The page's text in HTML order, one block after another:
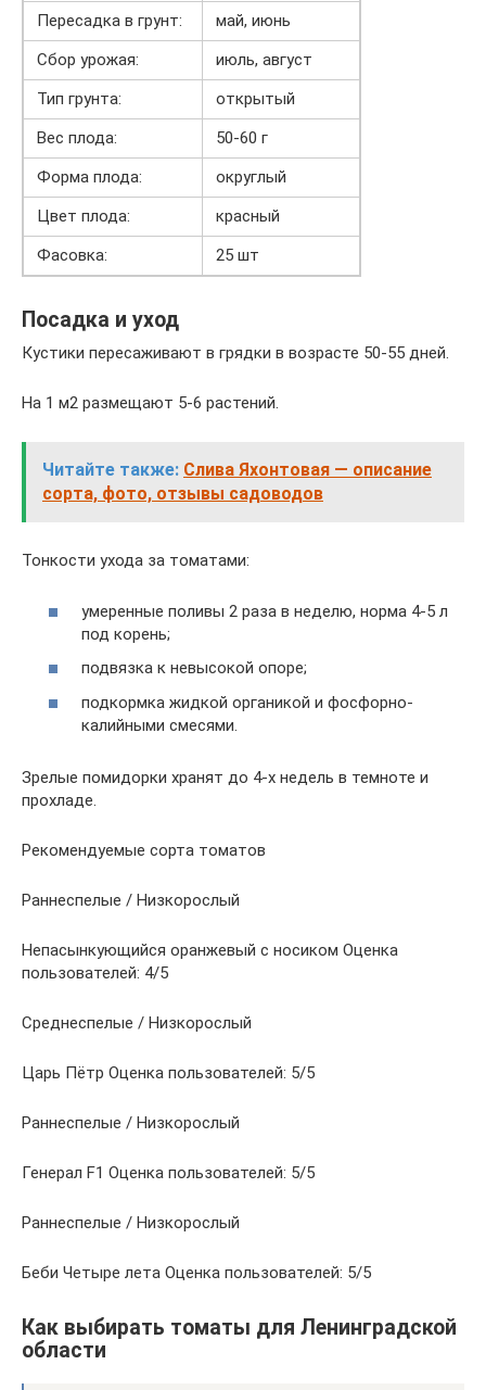
Пересадка в грунт:
май, июнь
Сбор урожая:
июль, август
Тип грунта:
открытый
Вес плода:
50-60 г
Форма плода:
округлый
Цвет плода:
красный
Фасовка:
25 шт
Посадка и уход
Кустики пересаживают в грядки в возрасте 50-55 дней.
На 1 м2 размещают 5-6 растений.
Читайте также: Слива Яхонтовая — описание
сорта, фото, отзывы садоводов
Тонкости ухода за томатами:
умеренные поливы 2 раза в неделю, норма 4-5 л
под корень;
подвязка к невысокой опоре;
подкормка жидкой органикой и фосфорно-
калийными смесями.
Зрелые помидорки хранят до 4-х недель в темноте и
прохладе.
Рекомендуемые сорта томатов
Раннеспелые / Низкорослый
Непасынкующийся оранжевый с носиком Оценка
пользователей: 4/5
Среднеспелые / Низкорослый
Царь Пётр Оценка пользователей: 5/5
Раннеспелые / Низкорослый
Генерал F1 Оценка пользователей: 5/5
Раннеспелые / Низкорослый
Беби Четыре лета Оценка пользователей: 5/5
Как выбирать томаты для Ленинградской
области